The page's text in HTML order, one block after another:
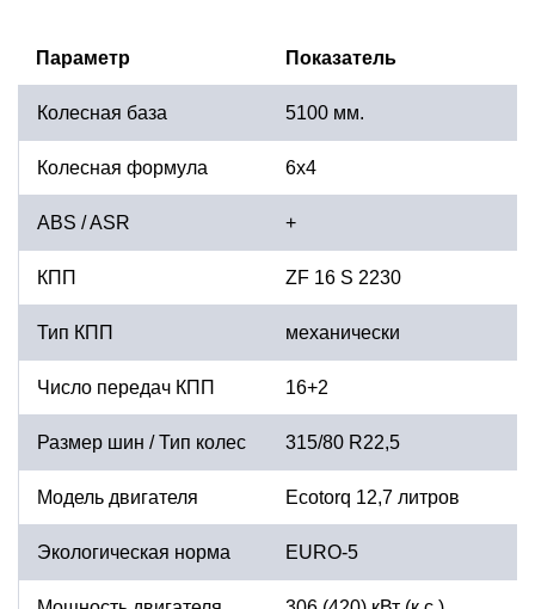
Параметр Показатель
Колесная база 5100 мм.
Колесная формула 6х4
ABS / ASR +
КПП ZF 16 S 2230
Тип КПП механически
Число передач КПП 16+2
Размер шин / Тип колес 315/80 R22,5
Модель двигателя Ecotorq 12,7 литров
Экологическая норма EURO-5